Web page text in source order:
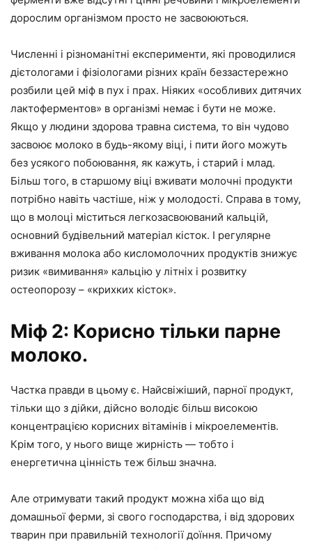
дорослим організмом просто не засвоюються.
Численні і різноманітні експерименти, які проводилися
дієтологами і фізіологами різних країн беззастережно
розбили цей міф в пух і прах. Ніяких «особливих дитячих
лактоферментов» в організмі немає і бути не може.
Якщо у людини здорова травна система, то він чудово
засвоює молоко в будь-якому віці, і пити його можуть
без усякого побоювання, як кажуть, і старий і млад.
Більш того, в старшому віці вживати молочні продукти
потрібно навіть частіше, ніж у молодості. Справа в тому,
що в молоці міститься легкозасвоюваний кальцій,
основний будівельний матеріал кісток. І регулярне
вживання молока або кисломолочних продуктів знижує
ризик «вимивання» кальцію у літніх і розвитку
остеопорозу – «крихких кісток».
Міф 2: Корисно тільки парне
молоко.
Частка правди в цьому є. Найсвіжіший, парної продукт,
тільки що з дійки, дійсно володіє більш високою
концентрацією корисних вітамінів і мікроелементів.
Крім того, у нього вище жирність — тобто і
енергетична цінність теж більш значна.
Але отримувати такий продукт можна хіба що від
домашньої ферми, зі свого господарства, і від здорових
тварин при правильній технології доїння. Причому